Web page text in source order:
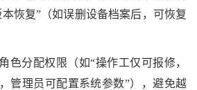
本恢复”（如误删设备档案后，可恢复
色分配权限（如“操作工仅可报修，
管理员可配置系统参数”），避免越